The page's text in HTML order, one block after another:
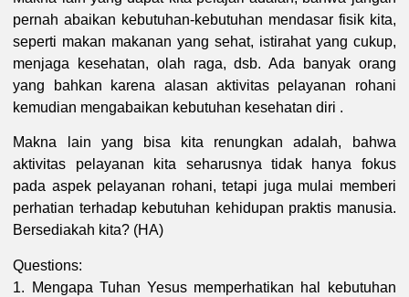
pernah abaikan kebutuhan-kebutuhan mendasar fisik kita,
seperti makan makanan yang sehat, istirahat yang cukup,
menjaga kesehatan, olah raga, dsb. Ada banyak orang
yang bahkan karena alasan aktivitas pelayanan rohani
kemudian mengabaikan kebutuhan kesehatan diri .
Makna lain yang bisa kita renungkan adalah, bahwa
aktivitas pelayanan kita seharusnya tidak hanya fokus
pada aspek pelayanan rohani, tetapi juga mulai memberi
perhatian terhadap kebutuhan kehidupan praktis manusia.
Bersediakah kita? (HA)
Questions:
1. Mengapa Tuhan Yesus memperhatikan hal kebutuhan